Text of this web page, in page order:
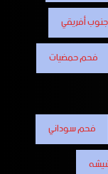
أفريقي
فحم حمضيات
فحم سوداني